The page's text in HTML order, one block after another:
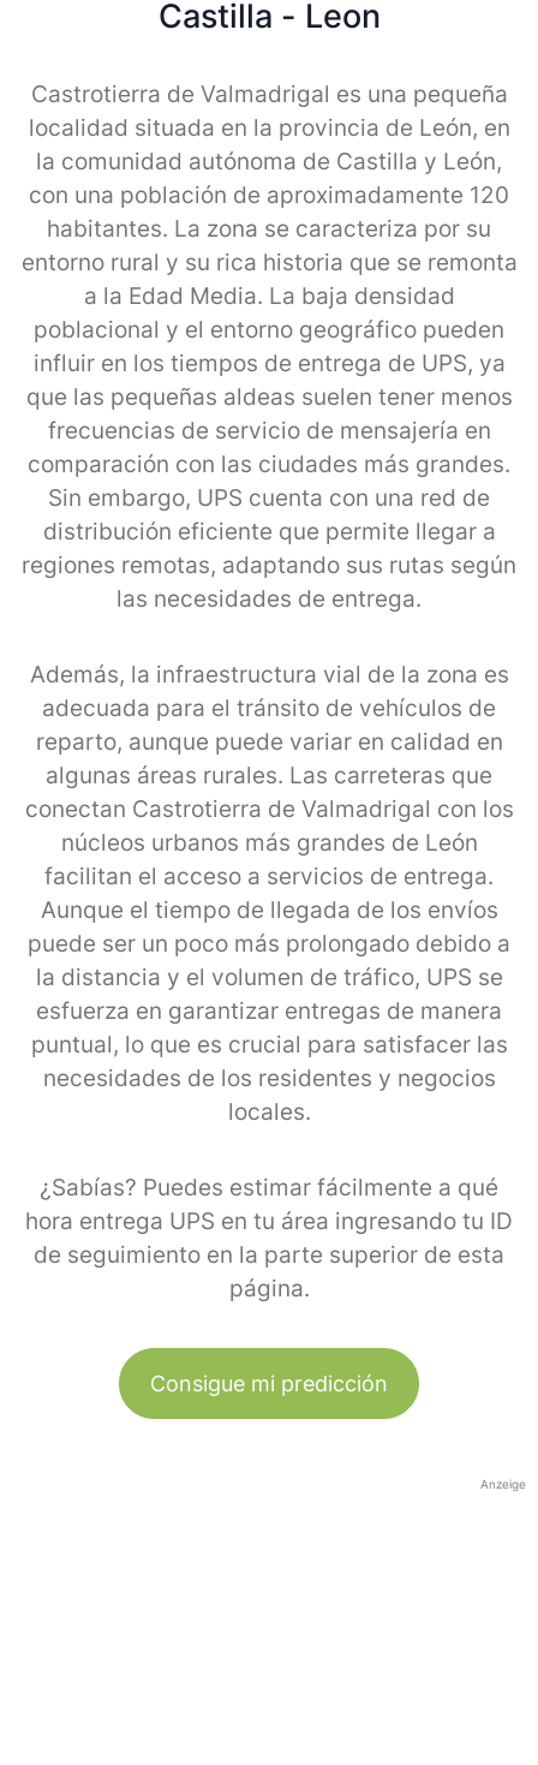
Castilla - Leon
Castrotierra de Valmadrigal es una pequeña
localidad situada en la provincia de León, en
la comunidad autónoma de Castilla y León,
con una población de aproximadamente 120
habitantes. La zona se caracteriza por su
entorno rural y su rica historia que se remonta
a la Edad Media. La baja densidad
poblacional y el entorno geográfico pueden
influir en los tiempos de entrega de UPS, ya
que las pequeñas aldeas suelen tener menos
frecuencias de servicio de mensajería en
comparación con las ciudades más grandes.
Sin embargo, UPS cuenta con una red de
distribución eficiente que permite llegar a
regiones remotas, adaptando sus rutas según
las necesidades de entrega.
Además, la infraestructura vial de la zona es
adecuada para el tránsito de vehículos de
reparto, aunque puede variar en calidad en
algunas áreas rurales. Las carreteras que
conectan Castrotierra de Valmadrigal con los
núcleos urbanos más grandes de León
facilitan el acceso a servicios de entrega.
Aunque el tiempo de llegada de los envíos
puede ser un poco más prolongado debido a
la distancia y el volumen de tráfico, UPS se
esfuerza en garantizar entregas de manera
puntual, lo que es crucial para satisfacer las
necesidades de los residentes y negocios
locales.
¿Sabías? Puedes estimar fácilmente a qué
hora entrega UPS en tu área ingresando tu ID
de seguimiento en la parte superior de esta
página.
Consigue mi predicción
Anzeige